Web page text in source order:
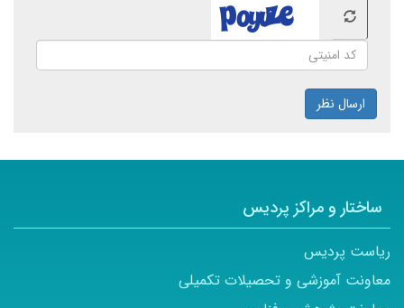
ارسال نظر
ساختار و مراکز پردیس
ریاست پردیس
معاونت آموزشی و تحصیلات تکمیلی